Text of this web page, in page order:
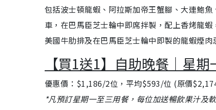
包括波士頓龍蝦、阿拉斯加帝王蟹腳、大連鮑
車，在巴馬臣芝士輪中即席拌製，配上香烤龍
美國牛肋排及在巴馬臣芝士輪中即製的龍蝦煙肉
【買1送1】自助晚餐｜星
優惠價：$1,186/2位，平均$593/位 (原價
*凡預訂星期一至三用餐，每位加送暢飲果汁及